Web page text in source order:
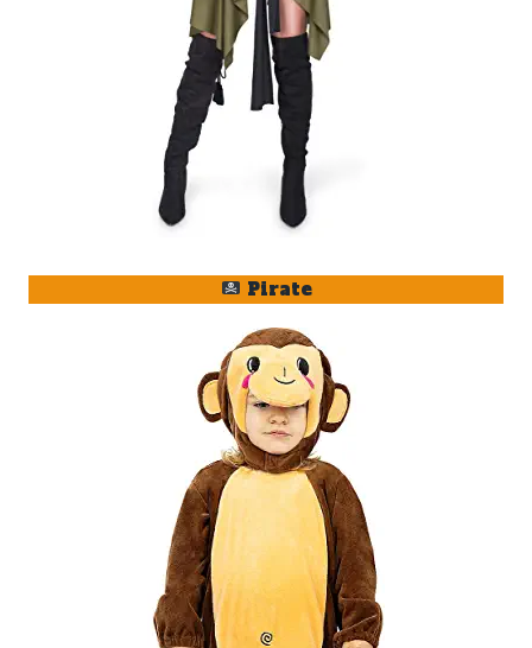
Pirate